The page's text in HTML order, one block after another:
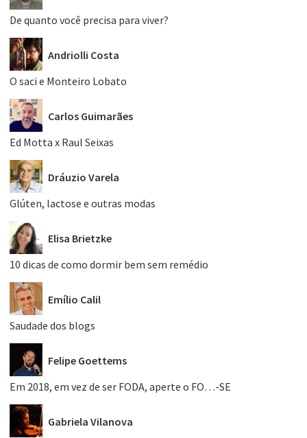
De quanto você precisa para viver?
Andriolli Costa
O saci e Monteiro Lobato
Carlos Guimarães
Ed Motta x Raul Seixas
Dráuzio Varela
Glúten, lactose e outras modas
Elisa Brietzke
10 dicas de como dormir bem sem remédio
Emílio Calil
Saudade dos blogs
Felipe Goettems
Em 2018, em vez de ser FODA, aperte o FO…-SE
Gabriela Vilanova